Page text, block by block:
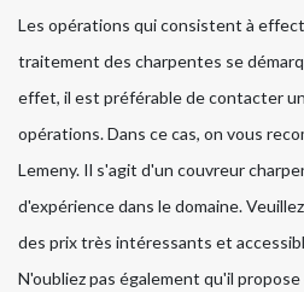
Les opérations qui consistent à
traitement des charpentes se
effet, il est préférable de contacter
opérations. Dans ce cas, on vous
Lemeny. Il s'agit d'un couvreur
d'expérience dans le domaine.
des prix très intéressants et
N'oubliez pas également qu'il